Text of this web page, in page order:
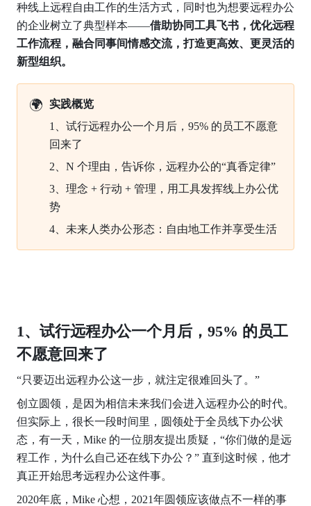
种线上远程自由工作的生活方式，同时也为想要远程办公
的企业树立了典型样本——借助协同工具飞书，优化远程
工作流程，融合同事间情感交流，打造更高效、更灵活的
新型组织。
🌍 实践概览
1、试行远程办公一个月后，95% 的员工不愿意
回来了
2、N 个理由，告诉你，远程办公的“真香定律”
3、理念 + 行动 + 管理，用工具发挥线上办公优
势
4、未来人类办公形态：自由地工作并享受生活
1、试行远程办公一个月后，95% 的员工
不愿意回来了
“只要迈出远程办公这一步，就注定很难回头了。”
创立圆领，是因为相信未来我们会进入远程办公的时代。
但实际上，很长一段时间里，圆领处于全员线下办公状
态，有一天，Mike 的一位朋友提出质疑，“你们做的是远
程工作，为什么自己还在线下办公？” 直到这时候，他才
真正开始思考远程办公这件事。
2020年底，Mike 心想，2021年圆领应该做点不一样的事